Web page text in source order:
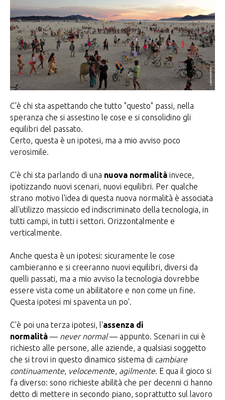
C'è chi sta aspettando che tutto "questo" passi, nella
speranza che si assestino le cose e si consolidino gli
equilibri del passato.
Certo, questa è un ipotesi, ma a mio avviso poco
verosimile.
C'è chi sta parlando di una nuova normalità invece,
ipotizzando nuovi scenari, nuovi equilibri. Per qualche
strano motivo l'idea di questa nuova normalità è associata
all'utilizzo massiccio ed indiscriminato della tecnologia, in
tutti campi, in tutti i settori. Orizzontalmente e
verticalmente.
Anche questa è un ipotesi: sicuramente le cose
cambieranno e si creeranno nuovi equilibri, diversi da
quelli passati, ma a mio avviso la tecnologia dovrebbe
essere vista come un abilitatore e non come un fine.
Questa ipotesi mi spaventa un po'.
C'è poi una terza ipotesi, l'assenza di
normalità — never normal— appunto. Scenari in cui è
richiesto alle persone, alle aziende, a qualsiasi soggetto
che si trovi in questo dinamico sistema di cambiare
continuamente, velocemente, agilmente. E qua il gioco si
fa diverso: sono richieste abilità che per decenni ci hanno
detto di mettere in secondo piano, soprattutto sul lavoro